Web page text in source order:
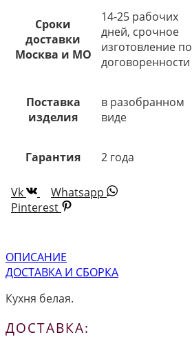
Сроки
доставки
Москва и МО
14-25 рабочих
дней, срочное
изготовление по
договоренности
Поставка
изделия
в разобранном
виде
Гарантия 2 года
Vk
Whatsapp
Pinterest
ОПИСАНИЕ
ДОСТАВКА И СБОРКА
Кухня белая.
ДОСТАВКА: